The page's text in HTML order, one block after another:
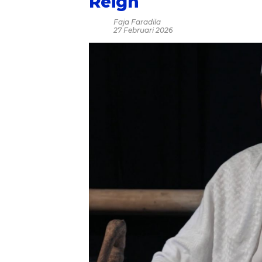
Faja Faradila
27 Februari 2026